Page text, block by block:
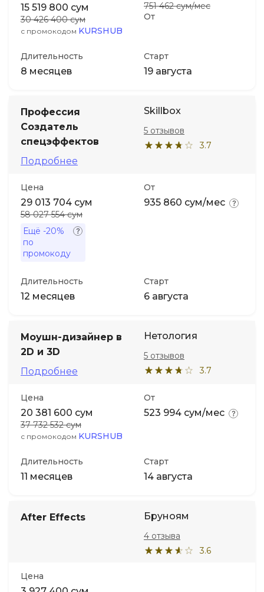
15 519 800 сум
30 426 400 сум
с промокодом KURSHUB
От
751 462 сум/мес
Длительность
8 месяцев
Старт
19 августа
Профессия
Создатель
спецэффектов
Подробнее
Skillbox
3.7
5 отзывов
Цена
29 013 704 сум
58 027 554 сум
Ещё -20%
по
промокоду
От
935 860 сум/мес
Длительность
12 месяцев
Старт
6 августа
Моушн-дизайнер в
2D и 3D
Подробнее
Нетология
3.7
5 отзывов
Цена
20 381 600 сум
37 732 532 сум
с промокодом KURSHUB
От
523 994 сум/мес
Длительность
11 месяцев
Старт
14 августа
After Effects Бруноям
3.6
4 отзыва
Цена